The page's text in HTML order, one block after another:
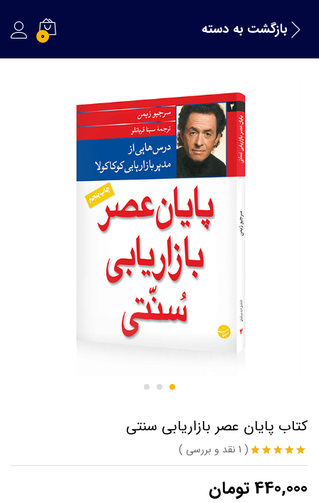
بازگشت به دسته 0
کتاب پایان عصر بازاریابی سنتی
امتیاز5.00
1
مشتری
(
1 نقد و بررسی )
440,000تومان